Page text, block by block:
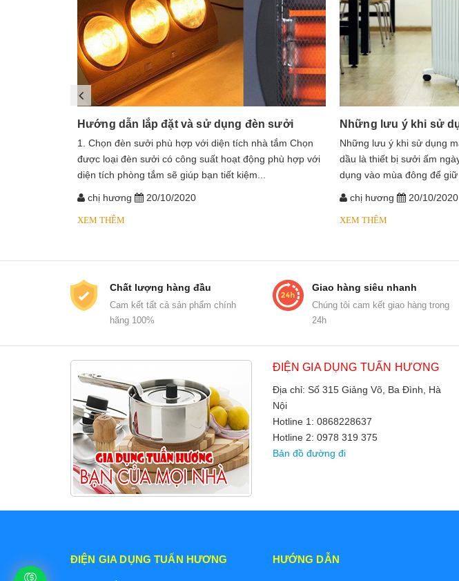
Hướng dẫn lắp đặt và sử dụng đèn sưởi
1. Chọn đèn sưởi phù hợp với diện tích nhà tắm Chọn
được loại đèn sưởi có công suất hoạt động phù hợp với
diện tích phòng tắm sẽ giúp bạn tiết kiệm...
chị hương 20/10/2020
XEM THÊM
Những lưu ý khi sử
​​​​​​Những lưu ý khi sử dụng
dầu là thiết bị sưởi ấm
dụng vào mùa đông để giữ
chị hương 20/10/2020
XEM THÊM
Chất lượng hàng đầu
Cam kết tất cả sản phẩm chính
hãng 100%
Giao hàng siêu nhanh
Chúng tôi cam kết giao hàng trong
24h
ĐIỆN GIA DỤNG TUẤN HƯƠNG
Địa chỉ: Số 315 Giảng Võ, Ba Đình, Hà
Nội
Hotline 1: 0868228637
Hotline 2: 0978 319 375
Bản đồ đường đi
ĐIỆN GIA DỤNG TUẤN HƯƠNG HƯỚNG DẪN